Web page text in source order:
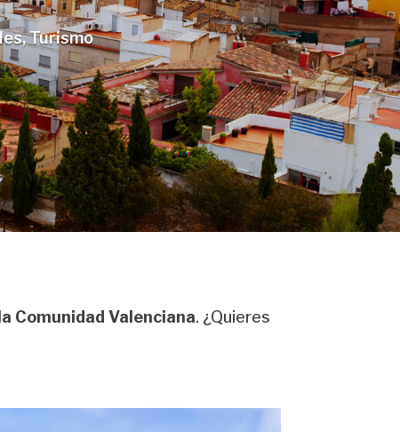
,Turismo
Comunidad Valenciana. ¿Quieres